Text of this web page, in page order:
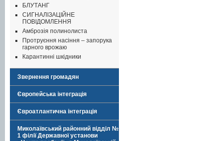
БЛУТАНГ
СИГНАЛІЗАЦІЙНЕ
ПОВІДОМЛЕННЯ
Амброзія полинолиста
Протруєння насіння – запорука
гарного врожаю
Карантинні шкідники
Звернення громадян
Європейська інтеграція
Євроатлантична інтеграція
Миколаївський районний відділ №
1 філії Державної установи